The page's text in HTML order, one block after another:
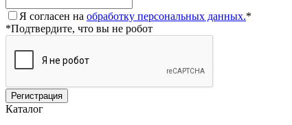
Я согласен на обработку персональных данных.*
*Подтвердите, что вы не робот
Каталог